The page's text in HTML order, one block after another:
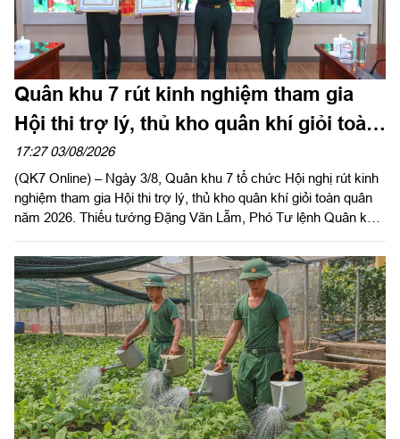
Quân khu 7 rút kinh nghiệm tham gia
Hội thi trợ lý, thủ kho quân khí giỏi toàn
quân năm 2026
17:27 03/08/2026
(QK7 Online) – Ngày 3/8, Quân khu 7 tổ chức Hội nghị rút kinh
nghiệm tham gia Hội thi trợ lý, thủ kho quân khí giỏi toàn quân
năm 2026. Thiếu tướng Đặng Văn Lẫm, Phó Tư lệnh Quân khu
Hậu cần – Kỹ thuật Quân khu chủ trì hội nghị.